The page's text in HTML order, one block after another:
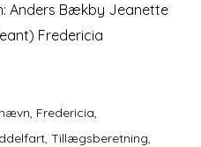
Anders Bækby Jeanette
Fredericia
, Fredericia,
, Tillægsberetning,